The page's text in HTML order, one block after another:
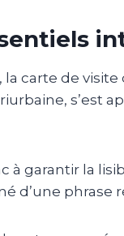
la carte de
s’est
à garantir la
d’une phrase